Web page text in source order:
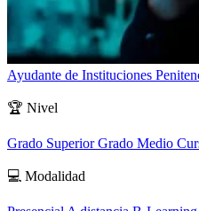
Ayudante de Instituciones
🏆 Nivel
Grado SuperiorGrado Medio
💻 Modalidad